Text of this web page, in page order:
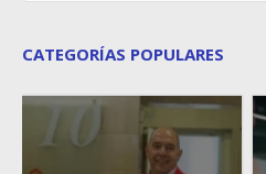
CATEGORÍAS POPULARES